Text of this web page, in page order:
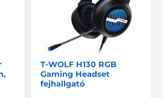
T-WOLF H130 RGB
Gaming Headset
fejhallgató